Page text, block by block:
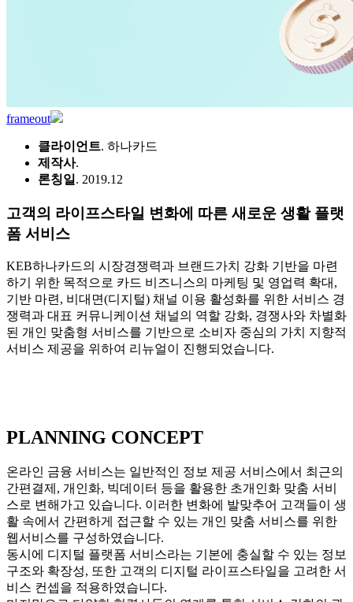
frameout
클라이언트. 하나카드
제작사.
론칭일 . 2019.12
고객의 라이프스타일 변화에 따른 새로운 생활 플랫
폼 서비스
KEB하나카드의 시장경쟁력과 브랜드가치 강화 기반을 마련
하기 위한 목적으로 카드 비즈니스의 마케팅 및 영업력 확대,
기반 마련, 비대면(디지털) 채널 이용 활성화를 위한 서비스 경
쟁력과 대표 커뮤니케이션 채널의 역할 강화, 경쟁사와 차별화
된 개인 맞춤형 서비스를 기반으로 소비자 중심의 가치 지향적
서비스 제공을 위하여 리뉴얼이 진행되었습니다.
PLANNING CONCEPT
온라인 금융 서비스는 일반적인 정보 제공 서비스에서 최근의
간편결제, 개인화, 빅데이터 등을 활용한 초개인화 맞춤 서비
스로 변해가고 있습니다. 이러한 변화에 발맞추어 고객들이 생
활 속에서 간편하게 접근할 수 있는 개인 맞춤 서비스를 위한
웹서비스를 구성하였습니다.
동시에 디지털 플랫폼 서비스라는 기본에 충실할 수 있는 정보
구조와 확장성, 또한 고객의 디지털 라이프스타일을 고려한 서
비스 컨셉을 적용하였습니다.